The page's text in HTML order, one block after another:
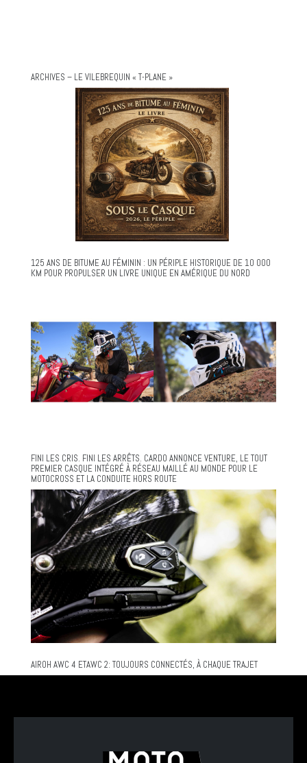
ARCHIVES – LE VILEBREQUIN « T-PLANE »
125 ANS DE BITUME AU FÉMININ : UN PÉRIPLE HISTORIQUE DE 10 000
KM POUR PROPULSER UN LIVRE UNIQUE EN AMÉRIQUE DU NORD
FINI LES CRIS. FINI LES ARRÊTS. CARDO ANNONCE VENTURE, LE TOUT
PREMIER CASQUE INTÉGRÉ À RÉSEAU MAILLÉ AU MONDE POUR LE
MOTOCROSS ET LA CONDUITE HORS ROUTE
AIROH AWC 4 ETAWC 2: TOUJOURS CONNECTÉS, À CHAQUE TRAJET